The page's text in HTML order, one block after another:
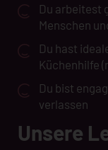
Du arbeitest
Menschen
Du hast
Küchenhilfe
Du bist
verlassen
Unsere